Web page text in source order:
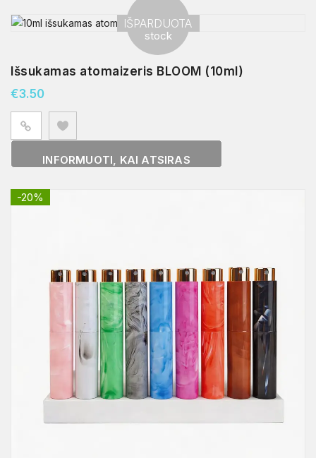
Out of
stock
IŠPARDUOTA
Išsukamas atomaizeris BLOOM (10ml)
€3.50
INFORMUOTI, KAI ATSIRAS
-20%